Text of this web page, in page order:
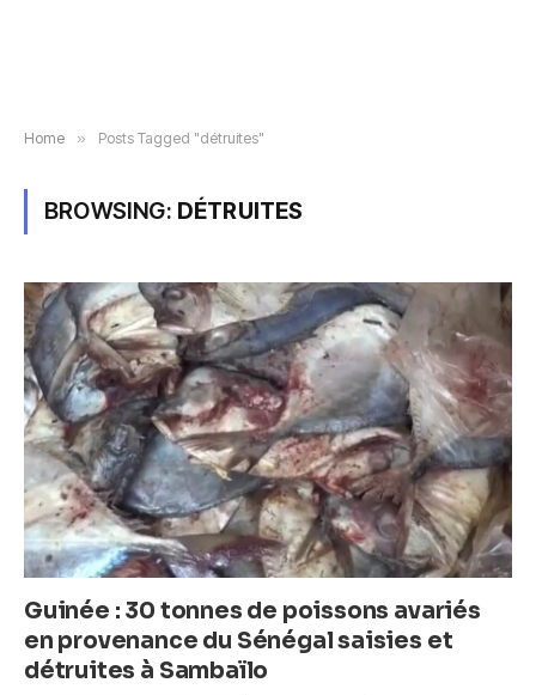
Home » Posts Tagged "détruites"
BROWSING: DÉTRUITES
Guinée : 30 tonnes de poissons avariés
en provenance du Sénégal saisies et
détruites à Sambaïlo